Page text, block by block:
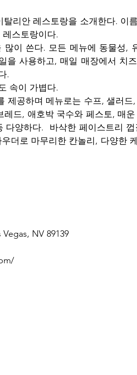
리안 레스토랑을 소개한다. 이
스토랑이다.
이 쓴다. 모든 메뉴에 동물성,
을 사용하고, 매일 매장에서 치
.
속이 가볍다.
제공하며 메뉴로는 수프, 샐러드
드, 애호박 국수와 페스토, 매
양하다.  바삭한 페이스트리
더로 마무리한 칸놀리, 다양한
NV 89139